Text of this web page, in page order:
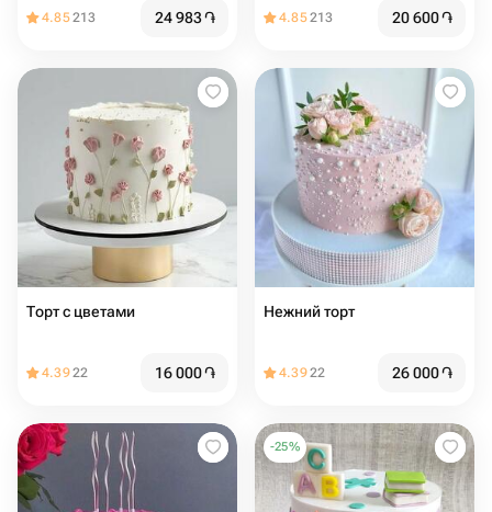
4.85213 24 983֏ 4.85213 20 600֏
Торт с цветами
4.3922 16 000֏
Нежний торт
4.3922 26 000֏
-25%